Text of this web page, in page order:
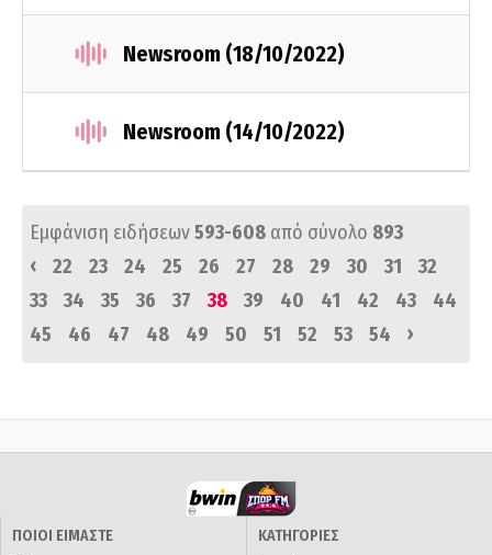
Newsroom (18/10/2022)
Newsroom (14/10/2022)
Εμφάνιση ειδήσεων593-608 από σύνολο 893
‹
22 23 24 25 26 27 28 29 30 31
32
33
34 35 36 37 38 39 40 41 42 43
44
45
46 47 48 49 50 51 52 53 54 ›
ΠΟΙΟΙ ΕΙΜΑΣΤΕ
ΚΑΤΗΓΟΡΙΕΣ